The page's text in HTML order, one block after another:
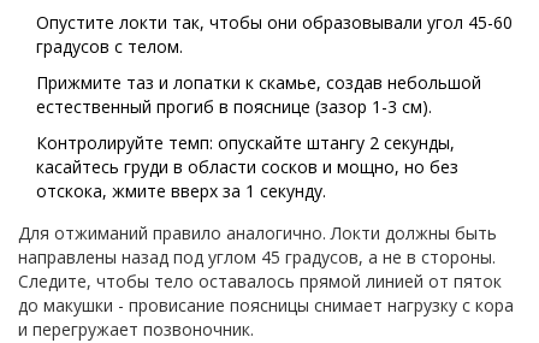
Опустите локти так, чтобы они образовывали угол 45-60
градусов с телом.
Прижмите таз и лопатки к скамье, создав небольшой
естественный прогиб в пояснице (зазор 1-3 см).
Контролируйте темп: опускайте штангу 2 секунды,
касайтесь груди в области сосков и мощно, но без
отскока, жмите вверх за 1 секунду.
Для отжиманий правило аналогично. Локти должны быть
направлены назад под углом 45 градусов, а не в стороны.
Следите, чтобы тело оставалось прямой линией от пяток
до макушки - провисание поясницы снимает нагрузку с кора
и перегружает позвоночник.